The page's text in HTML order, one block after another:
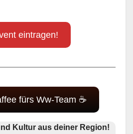
eintragen!
fürs Ww-Team ☕
Kultur aus deiner Region!